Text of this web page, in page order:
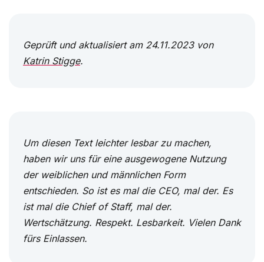
Geprüft und aktualisiert am 24.11.2023 von
Katrin Stigge.
Um diesen Text leichter lesbar zu machen,
haben wir uns für eine ausgewogene Nutzung
der weiblichen und männlichen Form
entschieden. So ist es mal die CEO, mal der. Es
ist mal die Chief of Staff, mal der.
Wertschätzung. Respekt. Lesbarkeit. Vielen Dank
fürs Einlassen.